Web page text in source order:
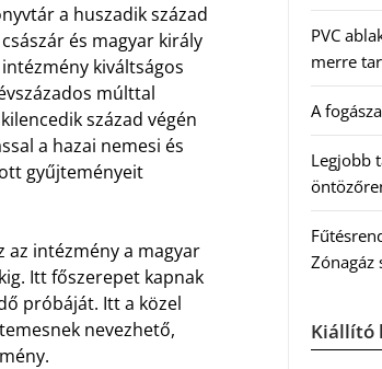
a huszadik század
és magyar király
kiváltságos
múlttal
század végén
a hazai nemesi és
gyűjteményeit
az intézmény a magyar
Itt főszerepet kapnak
próbáját. Itt a közel
nevezhető,
PVC
merre
A
Legjobb
Zónagáz
Kiállító